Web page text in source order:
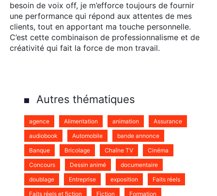
besoin de voix off, je m’efforce toujours de fournir
une performance qui répond aux attentes de mes
clients, tout en apportant ma touche personnelle.
C’est cette combinaison de professionnalisme et de
créativité qui fait la force de mon travail.
Autres thématiques
agence Alimentation animation
Assurance
audiobook
Automobile
bande annonce
Banque
Bricolage Chaîne TV
Cinéma
Concours
Dessin animé
documentaire
doublage
Entreprise exposition
Faits réels
Faits réels et fiction
Fiction
Formation